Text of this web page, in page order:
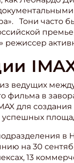
Тони часто
режиссер
ведущих
фильма в
для
на 30
13